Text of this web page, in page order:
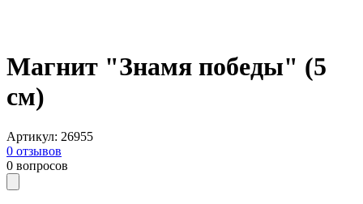
Магнит "Знамя победы" (5
см)
Артикул: 26955
0 отзывов
0 вопросов